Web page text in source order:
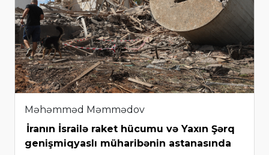
Məhəmməd Məmmədov
İranın İsrailə raket hücumu və Yaxın Şərq
genişmiqyaslı müharibənin astanasında